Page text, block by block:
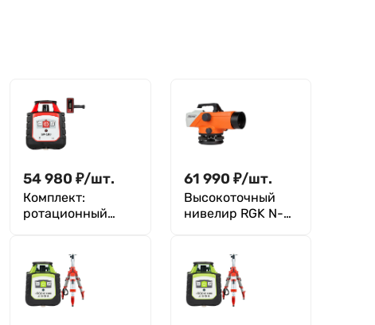
54 980 ₽/шт.
Комплект:
ротационный
миллиметровый
приёмник
излучения RGK
LD-88
61 990 ₽/шт.
Высокоточный
нивелир RGK N-